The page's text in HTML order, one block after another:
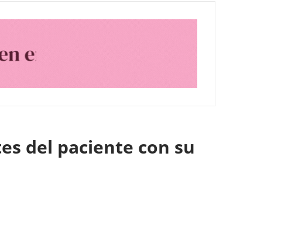
del paciente con su